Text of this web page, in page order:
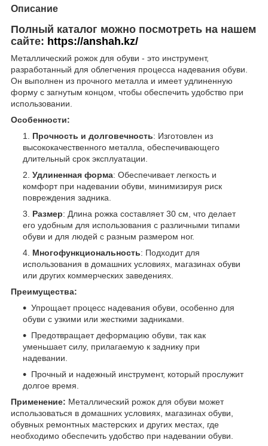
Описание
Полный каталог можно посмотреть на нашем
сайте: https://anshah.kz/
Металлический рожок для обуви - это инструмент,
разработанный для облегчения процесса надевания обуви.
Он выполнен из прочного металла и имеет удлиненную
форму с загнутым концом, чтобы обеспечить удобство при
использовании.
Особенности:
Прочность и долговечность: Изготовлен из
высококачественного металла, обеспечивающего
длительный срок эксплуатации.
Удлиненная форма: Обеспечивает легкость и
комфорт при надевании обуви, минимизируя риск
повреждения задника.
Размер: Длина рожка составляет 30 см, что делает
его удобным для использования с различными типами
обуви и для людей с разным размером ног.
Многофункциональность: Подходит для
использования в домашних условиях, магазинах обуви
или других коммерческих заведениях.
Преимущества:
Упрощает процесс надевания обуви, особенно для
обуви с узкими или жесткими задниками.
Предотвращает деформацию обуви, так как
уменьшает силу, прилагаемую к заднику при
надевании.
Прочный и надежный инструмент, который прослужит
долгое время.
Применение: Металлический рожок для обуви может
использоваться в домашних условиях, магазинах обуви,
обувных ремонтных мастерских и других местах, где
необходимо обеспечить удобство при надевании обуви.